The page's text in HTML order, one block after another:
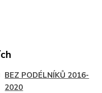
BEZ PODÉLNÍKŮ 2016-
2020